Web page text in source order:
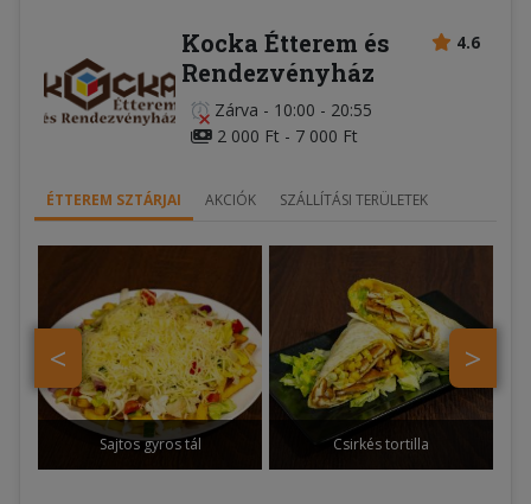
4.6
Kocka Étterem és
Rendezvényház
Zárva - 10:00 - 20:55
2 000 Ft - 7 000 Ft
ÉTTEREM SZTÁRJAI AKCIÓK SZÁLLÍTÁSI TERÜLETEK
>
<
Sajtos gyros tál Csirkés tortilla